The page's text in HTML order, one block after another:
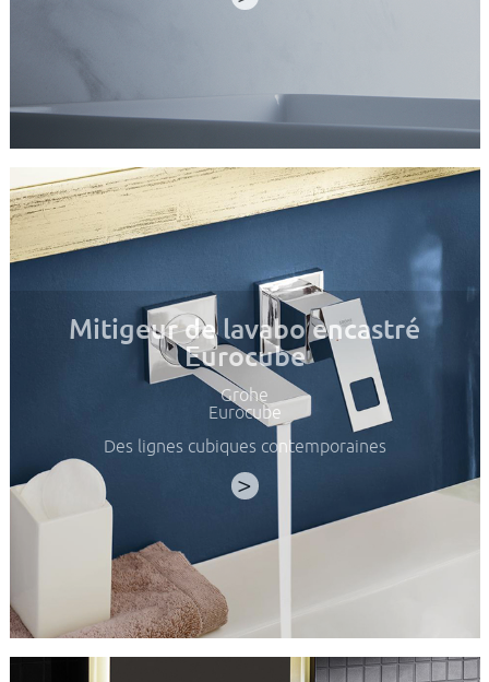
Mitigeur de lavabo encastré
Eurocube
Grohe
Eurocube
Des lignes cubiques contemporaines
>